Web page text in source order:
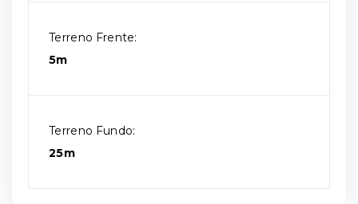
Terreno Frente:
5m
Terreno Fundo:
25m